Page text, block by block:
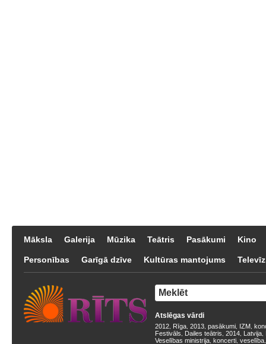
Māksla Galerija Mūzika Teātris Pasākumi Kino
Personības Garīgā dzīve Kultūras mantojums
Atslēgas vārdi
2012 Rīga 2013 pasākumi IZM
Festivāls
Dailes teātris 2014 Latvija
Veselības ministrija koncerti veselība